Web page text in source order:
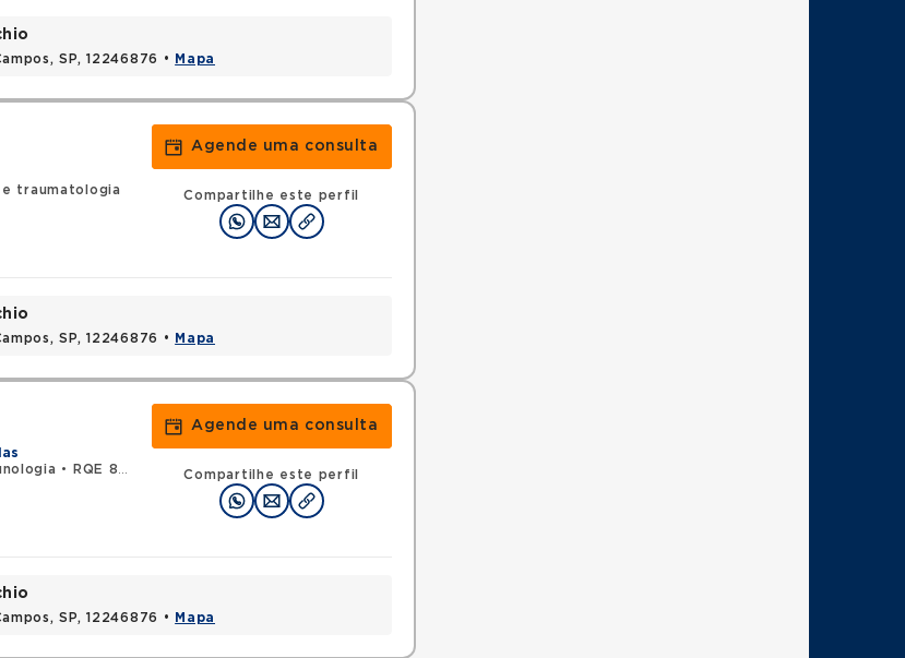
SP, 12246876 • Mapa
e traumatologia
Agende uma consulta
Compartilhe este perfil
SP, 12246876 • Mapa
•
RQE 89462 - Pediatria
Agende uma consulta
Compartilhe este perfil
SP, 12246876 • Mapa